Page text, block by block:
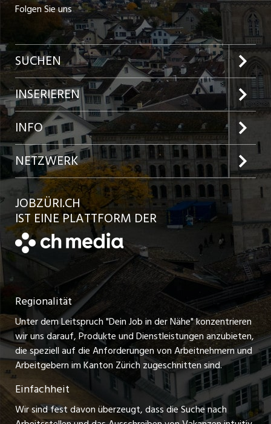
Folgen Sie uns
SUCHEN
Jobs im Kanton Zürich
Jobs in der Stadt Zürich
Jobs in der Stadt Winterthur
Jobs in der Stadt Bülach
Jobs in der Stadt Uster
Jobs in der Stadt Horgen
Festanstellungen
Temporäre Jobs
Freelance Jobs
Praktikum-Jobs
Lehrstellen
Ferienjobs
INSERIEREN
Preise und Leistungen
Inserat aufgeben
Kundenlogin
Schnittstelle
INFO
Team
Ratgeber
AGB
Datenschutzerklärung
Nutzungsbedingungen
Impressum
Stellenmeldepflicht
NETZWERK
jobbasel.ch
jobbern.ch
jobmittelland.ch
zentraljob.ch
myjob.ch
schaffu.ch (VS)
ajourjob.ch
limmattalerzeitung.ch
JOBZÜRI.CH
IST EINE PLATTFORM DER
Regionalität
Unter dem Leitspruch "Dein Job in der Nähe" konzentrieren
wir uns darauf, Produkte und Dienstleistungen anzubieten,
die speziell auf die Anforderungen von Arbeitnehmern und
Arbeitgebern im Kanton Zürich zugeschnitten sind.
Einfachheit
Wir sind fest davon überzeugt, dass die Suche nach